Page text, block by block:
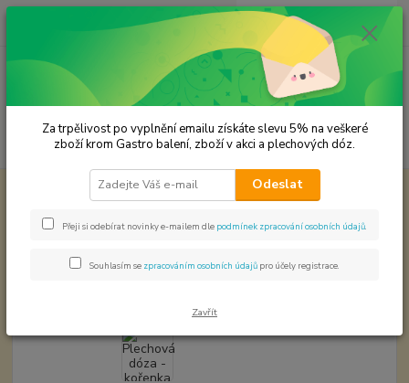
Menu
Hledat
ks
za 0,00 Kč
Plechové dózy - kořenky Plechová dóza - kořenka černá kulatá
Plechová dóza - kořenka černá
kulatá
Za trpělivost po vyplnění emailu získáte slevu 5% na veškeré
zboží krom Gastro balení, zboží v akci a plechových dóz.
Odeslat
Přeji si odebírat novinky e-mailem dle podmínek zpracování osobních údajů
Souhlasím se zpracováním osobních údajů pro účely registrace.
Zavřít